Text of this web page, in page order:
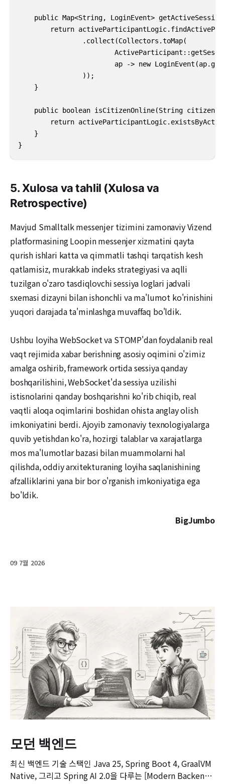
public Map<String, LoginEvent>
return
                .collect(Collectors.toMap(
ap -> new
                ));
    }
public boolean isCitizenOnline(String
return
    }
}
5. Xulosa va tahlil (Xulosa va
Retrospective)
Mavjud Smalltalk messenjer tizimini zamonaviy Vizend
platformasining Loopin messenjer xizmatini qayta
qurish ishlari katta va qimmatli tashqi tarqatish kesh
qatlamisiz, murakkab indeks strategiyasi va aqlli
tuzilgan o'zaro tasdiqlovchi sessiya loglari jadvali
sxemasi dizayni bilan ishonchli va ma'lumot ko'rinishini
yuqori darajada ta'minlashga muvaffaq bo'ldik.
Ushbu loyiha WebSocket va STOMP'dan foydalanib real
vaqt rejimida xabar berishning asosiy oqimini o'zimiz
amalga oshirib, framework ortida sessiya qanday
boshqarilishini, WebSocket'da sessiya uzilishi
istisnolarini qanday boshqarishni ko'rib chiqib, real
vaqtli aloqa oqimlarini boshidan ohista anglay olish
imkoniyatini berdi. Ajoyib zamonaviy texnologiyalarga
quvib yetishdan ko'ra, hozirgi talablar va xarajatlarga
mos ma'lumotlar bazasi bilan muammolarni hal
qilishda, oddiy arxitekturaning loyiha saqlanishining
afzalliklarini yana bir bor o'rganish imkoniyatiga ega
bo'ldik.
BigJumbo
09 7월 2026
모던 백엔드
최신 백엔드 기술 스택인 Java 25, Spring Boot 4, GraalVM
Native, 그리고 Spring AI 2.0을 다루는 [Modern Backend]